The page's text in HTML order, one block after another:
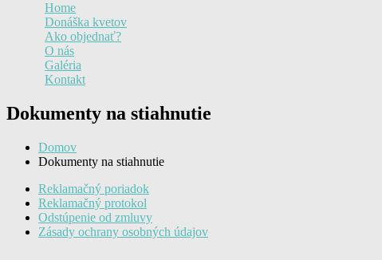
Home
Donáška kvetov
Ako objednať?
O nás
Galéria
Kontakt
Dokumenty na stiahnutie
Domov
Dokumenty na stiahnutie
Reklamačný poriadok
Reklamačný protokol
Odstúpenie od zmluvy
Zásady ochrany osobných údajov